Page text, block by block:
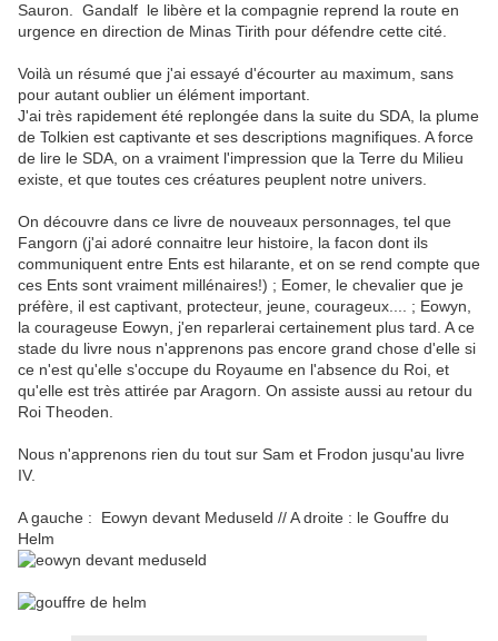
Sauron. Gandalf le libère et la compagnie reprend la route en
urgence en direction de Minas Tirith pour défendre cette cité.
Voilà un résumé que j'ai essayé d'écourter au maximum, sans
pour autant oublier un élément important.
J'ai très rapidement été replongée dans la suite du SDA, la plume
de Tolkien est captivante et ses descriptions magnifiques. A force
de lire le SDA, on a vraiment l'impression que la Terre du Milieu
existe, et que toutes ces créatures peuplent notre univers.
On découvre dans ce livre de nouveaux personnages, tel que
Fangorn (j'ai adoré connaitre leur histoire, la facon dont ils
communiquent entre Ents est hilarante, et on se rend compte que
ces Ents sont vraiment millénaires!) ; Eomer, le chevalier que je
préfère, il est captivant, protecteur, jeune, courageux.... ; Eowyn,
la courageuse Eowyn, j'en reparlerai certainement plus tard. A ce
stade du livre nous n'apprenons pas encore grand chose d'elle si
ce n'est qu'elle s'occupe du Royaume en l'absence du Roi, et
qu'elle est très attirée par Aragorn. On assiste aussi au retour du
Roi Theoden.
Nous n'apprenons rien du tout sur Sam et Frodon jusqu'au livre
IV.
A gauche : Eowyn devant Meduseld // A droite : le Gouffre du
Helm